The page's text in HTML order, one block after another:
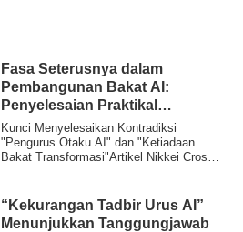
Fasa Seterusnya dalam
Pembangunan Bakat AI:
Penyelesaian Praktikal
‘Transformasi Organisasi’ yang
Ditunjukkan oleh Kurikulum
Berdasarkan Jabatan
Kunci Menyelesaikan Kontradiksi
"Pengurus Otaku AI" dan "Ketiadaan
Bakat Transformasi"Artikel Nikkei Cross
“Kekurangan Tadbir Urus AI”
Menunjukkan Tanggungjawab